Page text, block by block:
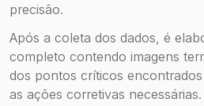
precisão.
Após a coleta dos dados, é
completo contendo imagens
dos pontos críticos
as ações corretivas necessárias.